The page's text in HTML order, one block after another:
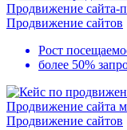
Продвижение сайта-
Продвижение сайтов
Рост
более 50%
Продвижение сайта
Продвижение сайтов